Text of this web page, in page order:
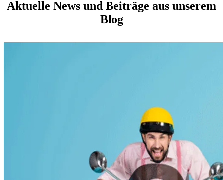
Aktuelle News und Beiträge aus unserem
Blog